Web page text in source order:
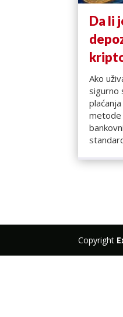
Da li
Ako
sigurno
metode
Copyright